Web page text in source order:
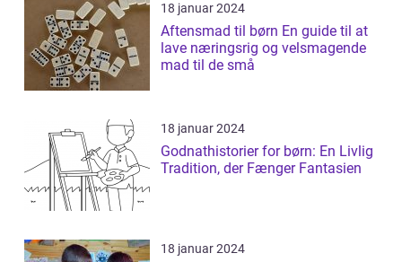
18 januar 2024
Aftensmad til børn En guide til at
lave næringsrig og velsmagende
mad til de små
18 januar 2024
Godnathistorier for børn: En Livlig
Tradition, der Fænger Fantasien
18 januar 2024